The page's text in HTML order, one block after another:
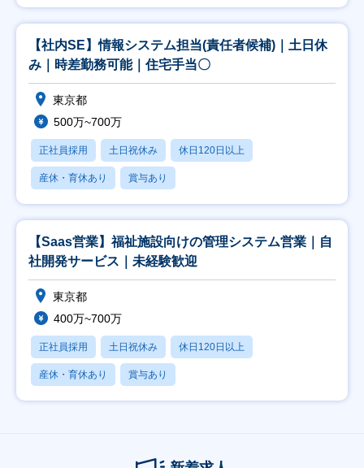
【社内SE】情報システム担当(責任者候補)｜土日休
み｜時差勤務可能｜住宅手当〇
東京都
500万~700万
正社員採用 土日祝休み 休日120日以上
産休・育休あり 賞与あり
【Saas営業】福祉施設向けの管理システム営業｜自
社開発サービス｜未経験歓迎
東京都
400万~700万
正社員採用 土日祝休み 休日120日以上
産休・育休あり 賞与あり